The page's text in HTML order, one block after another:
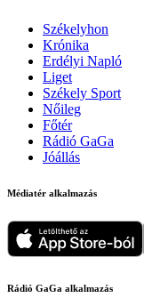
Székelyhon
Krónika
Erdélyi Napló
Liget
Székely Sport
Nőileg
Főtér
Rádió GaGa
Jóállás
Médiatér alkalmazás
Rádió GaGa alkalmazás